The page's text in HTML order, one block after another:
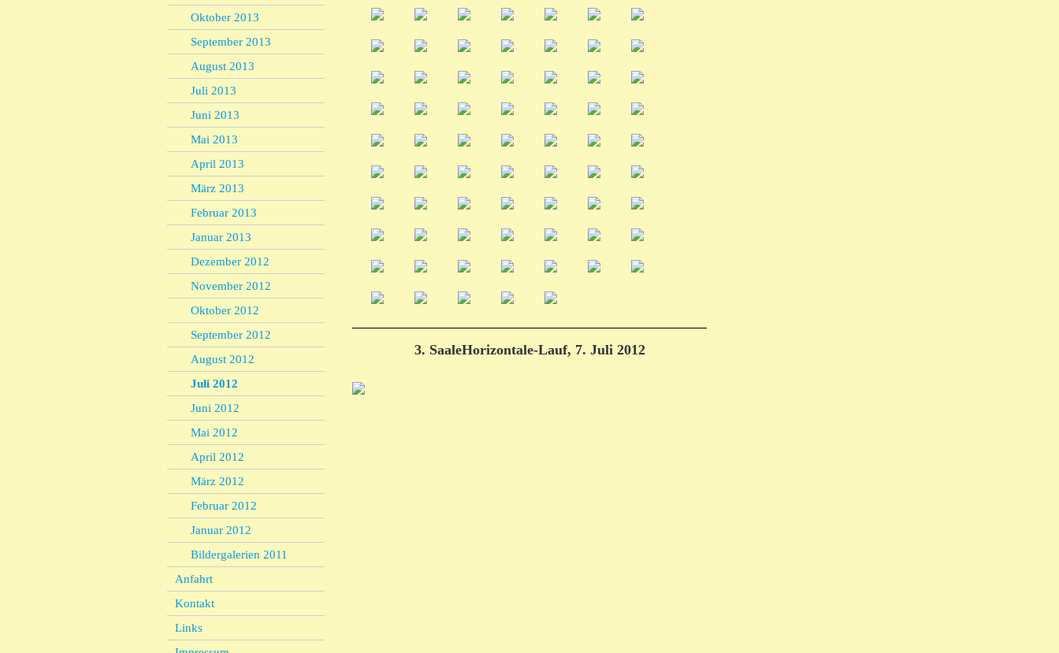
Oktober 2013
September 2013
August 2013
Juli 2013
Juni 2013
Mai 2013
April 2013
März 2013
Februar 2013
Januar 2013
Dezember 2012
November 2012
Oktober 2012
September 2012
August 2012
Juli 2012
Juni 2012
Mai 2012
April 2012
März 2012
Februar 2012
Januar 2012
Bildergalerien 2011
Anfahrt
Kontakt
Links
3. SaaleHorizontale-Lauf, 7. Juli 2012